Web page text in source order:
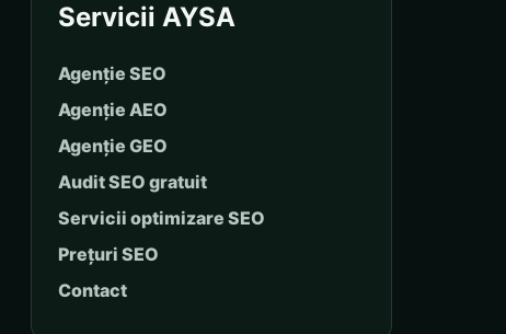
Servicii AYSA
Agenție SEO
Agenție AEO
Agenție GEO
Audit SEO gratuit
Servicii optimizare SEO
Prețuri SEO
Contact